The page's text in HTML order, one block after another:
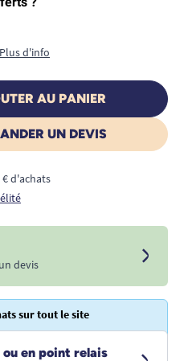
Plus d'info
AU PANIER
UN DEVIS
d'achats
devis
sur tout le site
en point relais